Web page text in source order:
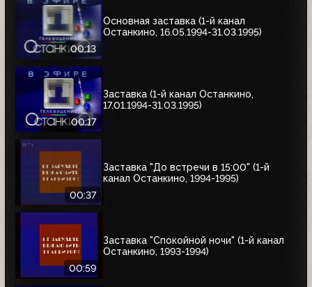
00:13
Основная заставка (1-й канал
Останкино, 16.05.1994-31.03.1995)
00:17
Заставка (1-й канал Останкино,
17.01.1994-31.03.1995)
00:37
Заставка "До встречи в 15:00" (1-й
канал Останкино, 1994-1995)
00:59
Заставка "Спокойной ночи" (1-й канал
Останкино, 1993-1994)